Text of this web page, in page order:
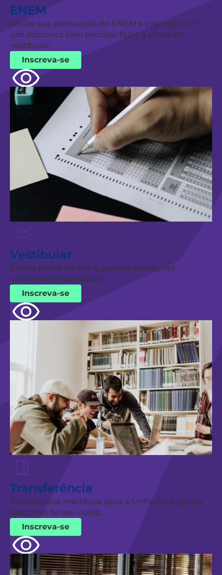
ENEM
Utilize sua pontuação do ENEM e ingresse com
um desconto sem precisar fazer a prova do
vestibular.
Inscreva-se
Vestibular
Faça a prova on-line e garanta condições
comerciais imperdíveis.
Inscreva-se
Transferência
Transfira sua matrícula para a Unifacisa e ganhe
desconto no seu curso.
Inscreva-se